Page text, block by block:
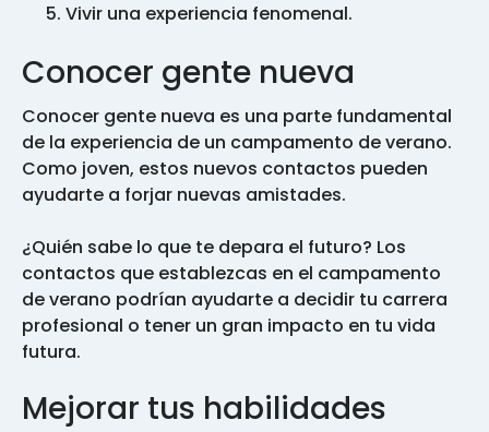
Vivir una experiencia fenomenal.
Conocer gente nueva
Conocer gente nueva es una parte fundamental
de la experiencia de un campamento de verano.
Como joven, estos nuevos contactos pueden
ayudarte a forjar nuevas amistades.
¿Quién sabe lo que te depara el futuro? Los
contactos que establezcas en el campamento
de verano podrían ayudarte a decidir tu carrera
profesional o tener un gran impacto en tu vida
futura.
Mejorar tus habilidades